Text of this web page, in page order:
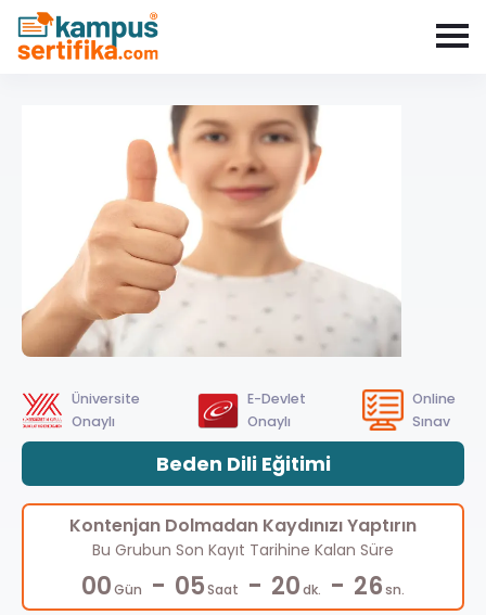
Üniversite
Onaylı
E-Devlet
Onaylı
Online
Sınav
Beden Dili Eğitimi
Kontenjan Dolmadan Kaydınızı Yaptırın
Bu Grubun Son Kayıt Tarihine Kalan Süre
00Gün - 05Saat - 20dk. - 26sn.